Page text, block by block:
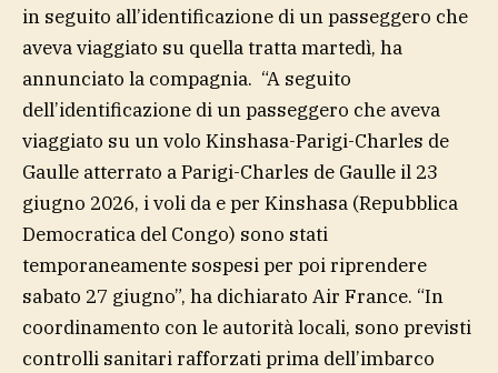
in seguito all’identificazione di un passeggero che
aveva viaggiato su quella tratta martedì, ha
annunciato la compagnia. “A seguito
dell’identificazione di un passeggero che aveva
viaggiato su un volo Kinshasa-Parigi-Charles de
Gaulle atterrato a Parigi-Charles de Gaulle il 23
giugno 2026, i voli da e per Kinshasa (Repubblica
Democratica del Congo) sono stati
temporaneamente sospesi per poi riprendere
sabato 27 giugno”, ha dichiarato Air France. “In
coordinamento con le autorità locali, sono previsti
controlli sanitari rafforzati prima dell’imbarco